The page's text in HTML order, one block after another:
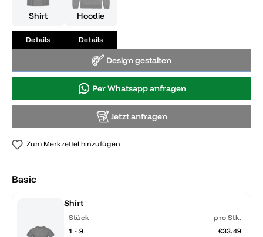
Shirt
Details
Hoodie
Details
Design gestalten
Per Whatsapp anfragen
Jetzt anfragen
Zum Merkzettel hinzufügen
Basic
Shirt
Stück
pro Stk.
1 - 9
€33.49